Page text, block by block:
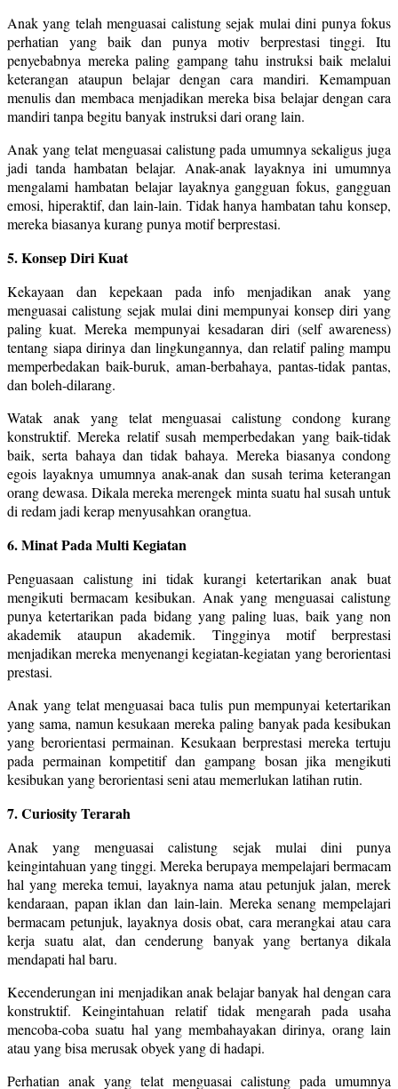
Anak yang telah menguasai calistung sejak mulai dini punya fokus
perhatian yang baik dan punya motiv berprestasi tinggi. Itu
penyebabnya mereka paling gampang tahu instruksi baik melalui
keterangan ataupun belajar dengan cara mandiri. Kemampuan
menulis dan membaca menjadikan mereka bisa belajar dengan cara
mandiri tanpa begitu banyak instruksi dari orang lain.
Anak yang telat menguasai calistung pada umumnya sekaligus juga
jadi tanda hambatan belajar. Anak-anak layaknya ini umumnya
mengalami hambatan belajar layaknya gangguan fokus, gangguan
emosi, hiperaktif, dan lain-lain. Tidak hanya hambatan tahu konsep,
mereka biasanya kurang punya motif berprestasi.
5. Konsep Diri Kuat
Kekayaan dan kepekaan pada info menjadikan anak yang
menguasai calistung sejak mulai dini mempunyai konsep diri yang
paling kuat. Mereka mempunyai kesadaran diri (self awareness)
tentang siapa dirinya dan lingkungannya, dan relatif paling mampu
memperbedakan baik-buruk, aman-berbahaya, pantas-tidak pantas,
dan boleh-dilarang.
Watak anak yang telat menguasai calistung condong kurang
konstruktif. Mereka relatif susah memperbedakan yang baik-tidak
baik, serta bahaya dan tidak bahaya. Mereka biasanya condong
egois layaknya umumnya anak-anak dan susah terima keterangan
orang dewasa. Dikala mereka merengek minta suatu hal susah untuk
di redam jadi kerap menyusahkan orangtua.
6. Minat Pada Multi Kegiatan
Penguasaan calistung ini tidak kurangi ketertarikan anak buat
mengikuti bermacam kesibukan. Anak yang menguasai calistung
punya ketertarikan pada bidang yang paling luas, baik yang non
akademik ataupun akademik. Tingginya motif berprestasi
menjadikan mereka menyenangi kegiatan-kegiatan yang berorientasi
prestasi.
Anak yang telat menguasai baca tulis pun mempunyai ketertarikan
yang sama, namun kesukaan mereka paling banyak pada kesibukan
yang berorientasi permainan. Kesukaan berprestasi mereka tertuju
pada permainan kompetitif dan gampang bosan jika mengikuti
kesibukan yang berorientasi seni atau memerlukan latihan rutin.
7. Curiosity Terarah
Anak yang menguasai calistung sejak mulai dini punya
keingintahuan yang tinggi. Mereka berupaya mempelajari bermacam
hal yang mereka temui, layaknya nama atau petunjuk jalan, merek
kendaraan, papan iklan dan lain-lain. Mereka senang mempelajari
bermacam petunjuk, layaknya dosis obat, cara merangkai atau cara
kerja suatu alat, dan cenderung banyak yang bertanya dikala
mendapati hal baru.
Kecenderungan ini menjadikan anak belajar banyak hal dengan cara
konstruktif. Keingintahuan relatif tidak mengarah pada usaha
mencoba-coba suatu hal yang membahayakan dirinya, orang lain
atau yang bisa merusak obyek yang di hadapi.
Perhatian anak yang telat menguasai calistung pada umumnya